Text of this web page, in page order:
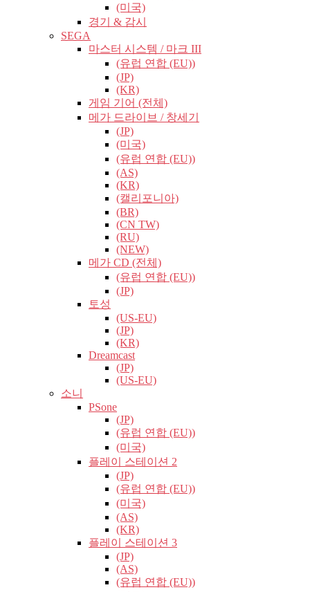
(미국)
경기 & 감시
SEGA
마스터 시스템 / 마크 III
(유럽​​ 연합 (EU))
(JP)
(KR)
게임 기어 (전체)
메가 드라이브 / 창세기
(JP)
(미국)
(유럽​​ 연합 (EU))
(AS)
(KR)
(캘리포니아)
(BR)
(CN TW)
(RU)
(NEW)
메가 CD (전체)
(유럽​​ 연합 (EU))
(JP)
토성
(US-EU)
(JP)
(KR)
Dreamcast
(JP)
(US-EU)
소니
PSone
(JP)
(유럽​​ 연합 (EU))
(미국)
플레이 스테이션 2
(JP)
(유럽​​ 연합 (EU))
(미국)
(AS)
(KR)
플레이 스테이션 3
(JP)
(AS)
(유럽​​ 연합 (EU))